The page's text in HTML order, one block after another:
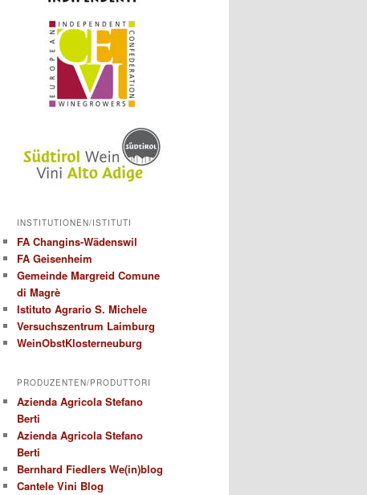
INSTITUTIONEN/ISTITUTI
FA Changins-Wädenswil
FA Geisenheim
Gemeinde Margreid Comune
di Magrè
Istituto Agrario S. Michele
Versuchszentrum Laimburg
WeinObstKlosterneuburg
PRODUZENTEN/PRODUTTORI
Azienda Agricola Stefano
Berti
Azienda Agricola Stefano
Berti
Bernhard Fiedlers We(in)blog
Cantele Vini Blog